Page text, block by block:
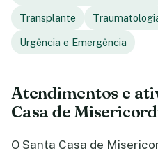
Transplante
Urgência e Emergência
Atendimentos e
Casa de
O Santa Casa de